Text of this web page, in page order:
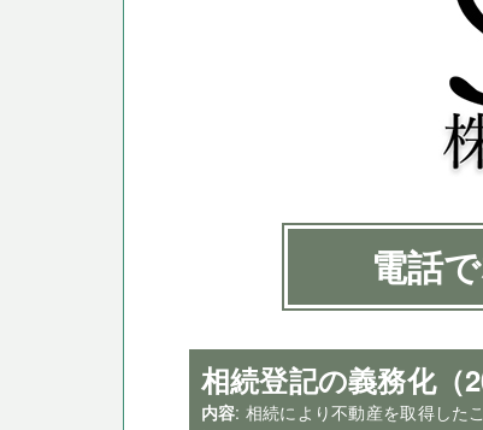
電話
相続登記の義務化（
内容: 相続により不動産を取得した